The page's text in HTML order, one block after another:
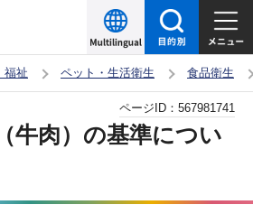
福祉 ペット・生活衛生 食品衛生
牛肉）の基準につい
ページID： 567981741